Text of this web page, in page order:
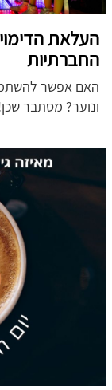
העלאת
החברתיות
האם אפשר
ונוער? מסתבר